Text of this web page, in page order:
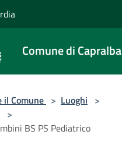
Comune di Capralba
il Comune > Luoghi >
>
BS PS Pediatrico